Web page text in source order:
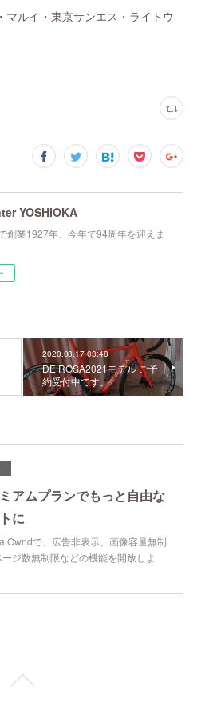
マルイ・東京サンエス・ライトウ
YOSHIOKA
創業1927年、今年で94周年を迎えま
2020.08.17 03:48
DE ROSA2021モデル ご予
約受付中です。
アムプランでもっと自由な
に
Owndで、広告非表示、画像容量無制
ジ数無制限などの機能を開放しよ